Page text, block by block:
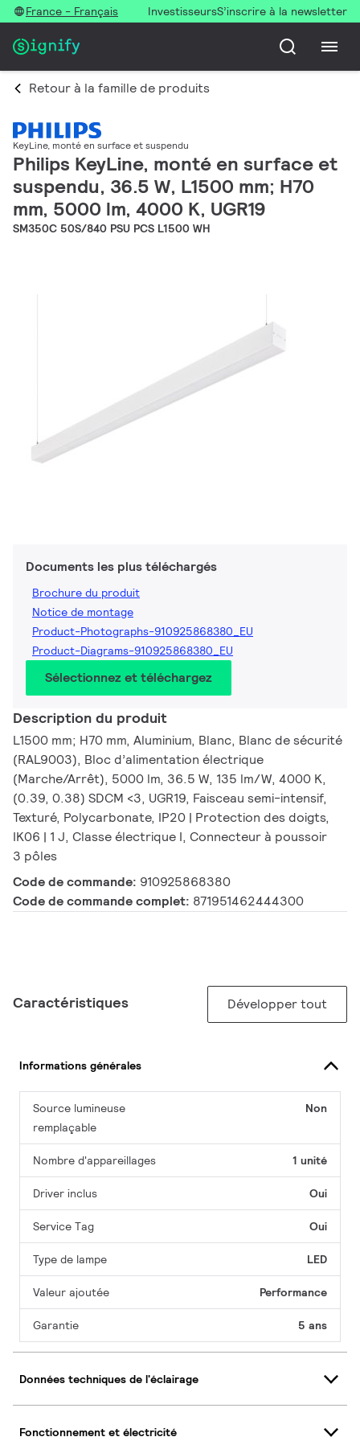
France - Français InvestisseursS’inscrire à la newsletter
Retour à la famille de produits
KeyLine, monté en surface et suspendu
Philips KeyLine, monté en surface et
suspendu, 36.5 W, L1500 mm; H70
mm, 5000 lm, 4000 K, UGR19
SM350C 50S/840 PSU PCS L1500 WH
Documents les plus téléchargés
Brochure du produit
Notice de montage
Product-Photographs-910925868380_EU
Product-Diagrams-910925868380_EU
Sélectionnez et téléchargez
Description du produit
L1500 mm; H70 mm, Aluminium, Blanc, Blanc de sécurité
(RAL9003), Bloc d’alimentation électrique
(Marche/Arrêt), 5000 lm, 36.5 W, 135 lm/W, 4000 K,
(0.39, 0.38) SDCM <3, UGR19, Faisceau semi-intensif,
Texturé, Polycarbonate, IP20 | Protection des doigts,
IK06 | 1 J, Classe électrique I, Connecteur à poussoir
3 pôles
Code de commande: 910925868380
Code de commande complet: 871951462444300
Caractéristiques Développer tout
Informations générales
Source lumineuse
remplaçable
Non
Nombre d'appareillages 1 unité
Driver inclus Oui
Service Tag Oui
Type de lampe LED
Valeur ajoutée Performance
Garantie 5 ans
Données techniques de l'éclairage
Fonctionnement et électricité